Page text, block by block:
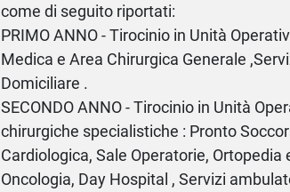
come di seguito riportati:
PRIMO ANNO - Tirocinio in Unità
Medica e Area Chirurgica Generale
Domiciliare .
SECONDO ANNO - Tirocinio in Unità
chirurgiche specialistiche : Pronto
Cardiologica, Sale Operatorie, Ortopedia
Oncologia, Day Hospital , Servizi